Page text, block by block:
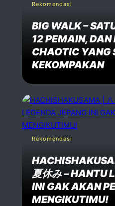
Rekomendasi
BIG WALK –
12 PEMAIN,
CHAOTIC YANG
KEKOMPAKAN
Rekomendasi
夏休み – HANTU
INI GAK AKAN
MENGIKUTIMU!